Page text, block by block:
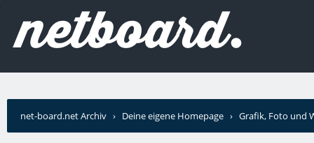
net-board.net Archiv › Deine eigene Homepage › Grafik, Foto und